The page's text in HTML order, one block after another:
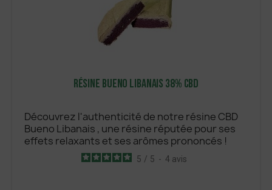
AJOUTER
Résine Bueno Libanais 38% CBD
Découvrez l'authenticité de notre résine CBD
Bueno Libanais , une résine réputée pour ses
effets relaxants et ses arômes prononcés !
5 / 5 - 4 avis